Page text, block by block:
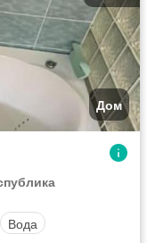
Дом
Вода